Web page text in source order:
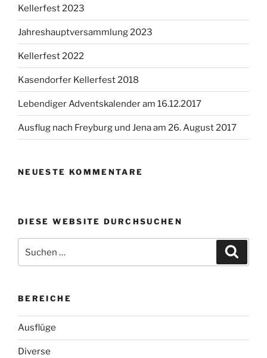
Kellerfest 2023
Jahreshauptversammlung 2023
Kellerfest 2022
Kasendorfer Kellerfest 2018
Lebendiger Adventskalender am 16.12.2017
Ausflug nach Freyburg und Jena am 26. August 2017
NEUESTE KOMMENTARE
DIESE WEBSITE DURCHSUCHEN
nach:
BEREICHE
Ausflüge
Diverse